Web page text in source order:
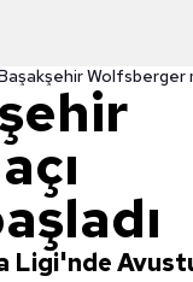
Wolfsberger
Ligi'nde